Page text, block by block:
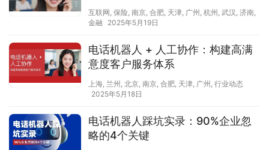
互联网, 保险, 南京, 合肥, 天津, 广州 , 杭州 , 武汉 , 济南,
金融
2025年5月19日
电话机器人 + 人工协作：构建高满
意度客户服务体系​
上海, 兰州 , 北京, 南京, 合肥, 天津, 广州 , 行业动态
2025年5月18日
电话机器人踩坑实录：90%企业忽
略的4个关键